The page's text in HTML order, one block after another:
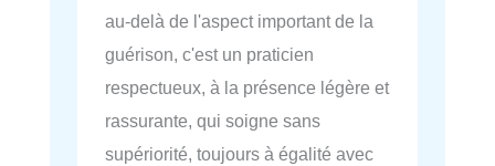
au-delà de l'aspect important de la
guérison, c'est un praticien
respectueux, à la présence légère et
rassurante, qui soigne sans
supériorité, toujours à égalité avec